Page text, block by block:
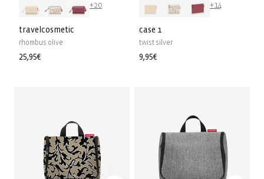
+20
travelcosmetic
rhombus olive
Prix
25,95€
+14
case 1
twist silver
Prix
9,95€